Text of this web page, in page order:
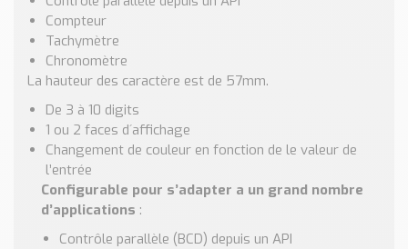
Nos Réalisations
Conseils et Actualités
Catalogue des essentiels pour les brasseries et micro-
brasseries
Contact & Devis
Devis, Tarifs, Renseignements techniques
Compteur
Tachymètre
Chronomètre
La hauteur des caractère est de 57mm.
De 3 à 10 digits
1 ou 2 faces d´affichage
Changement de couleur en fonction de le valeur de
l’entrée
Configurable pour s’adapter a un grand nombre
d’applications :
Contrôle parallèle (BCD) depuis un API